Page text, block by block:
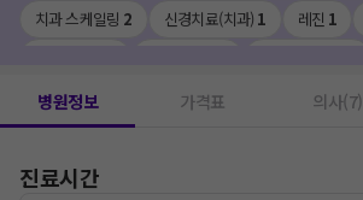
치과 스케일링 2 신경치료(치과) 1 레진 1
지르코니아 크라운
골드 크라운
병원정보 가격표 의사(7)
진료시간